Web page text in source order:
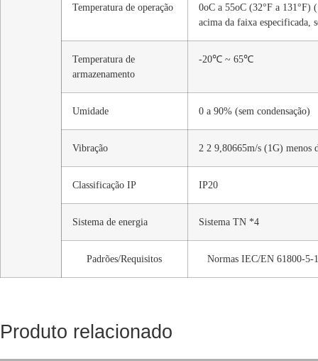
Temperatura de operação
0oC a 55oC (32°F a 131°F)
acima da faixa especificada,
Temperatura de
armazenamento
-20℃ ~ 65℃
Umidade 0 a 90% (sem condensação)
Vibração 2 2 9,80665m/s (1G) menos
Classificação IP IP20
Sistema de energia Sistema TN *4
Padrões/Requisitos Normas IEC/EN 61800-
Produto relacionado